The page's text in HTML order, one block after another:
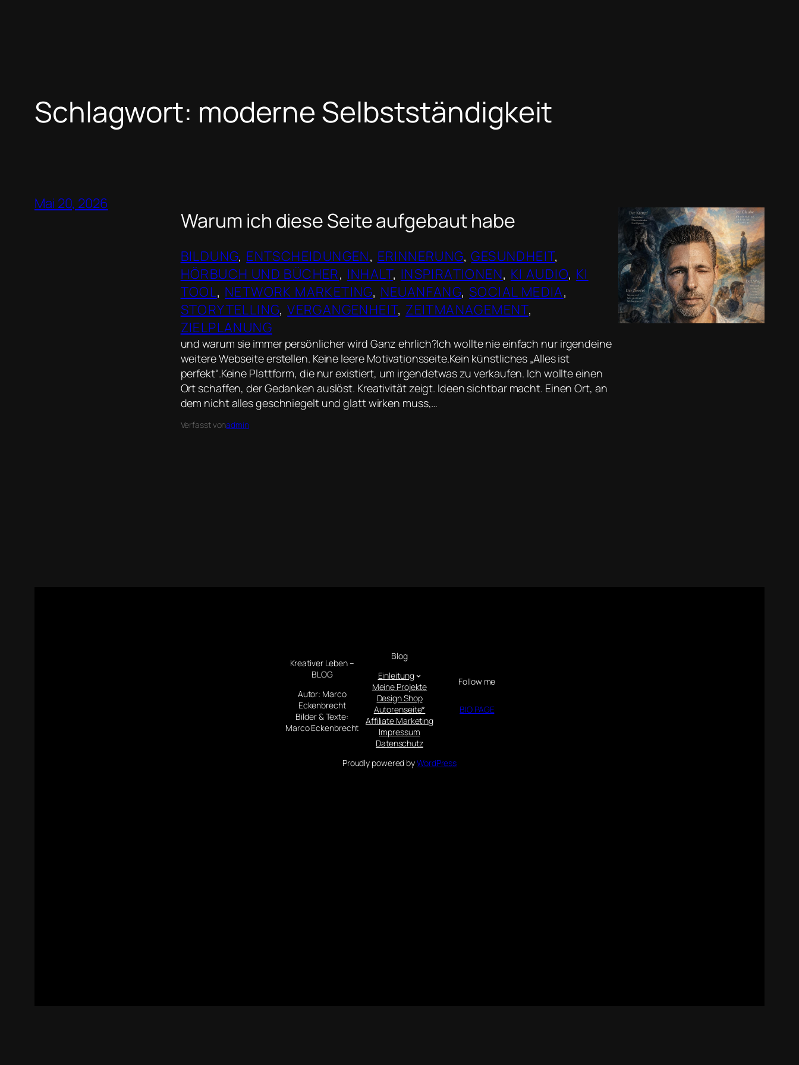
Schlagwort: moderne Selbstständigkeit
Mai 20, 2026
Warum ich diese Seite aufgebaut habe
BILDUNG, ENTSCHEIDUNGEN, ERINNERUNG, GESUNDHEIT
HÖRBUCH UND BÜCHER, INHALT, INSPIRATIONEN, KI AUDIO, KI
TOOL, NETWORK MARKETING, NEUANFANG, SOCIAL MEDIA
STORYTELLING, VERGANGENHEIT, ZEITMANAGEMENT
ZIELPLANUNG
und warum sie immer persönlicher wird Ganz ehrlich?Ich wollte nie einfach nur irgendeine
weitere Webseite erstellen. Keine leere Motivationsseite.Kein künstliches „Alles ist
perfekt“.Keine Plattform, die nur existiert, um irgendetwas zu verkaufen. Ich wollte einen
Ort schaffen, der Gedanken auslöst. Kreativität zeigt. Ideen sichtbar macht. Einen Ort, an
dem nicht alles geschniegelt und glatt wirken muss,…
Verfasst vonadmin
Kreativer Leben –
BLOG
Autor: Marco
Eckenbrecht
Bilder & Texte:
Marco Eckenbrecht
Blog
Einleitung
Meine Projekte
Design Shop
Autorenseite*
Affiliate Marketing
Impressum
Datenschutz
Follow me
BIO PAGE
Proudly powered byWordPress